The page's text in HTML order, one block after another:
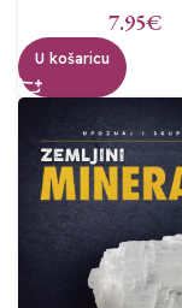
7.95€
U košaricu